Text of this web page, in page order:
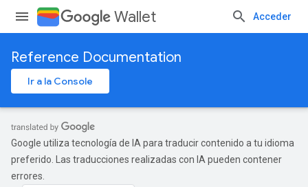
Wallet Acceder
Reference Documentation
Ir a la Console
Google utiliza tecnología de IA para traducir contenido a tu idioma
preferido. Las traducciones realizadas con IA pueden contener
errores.